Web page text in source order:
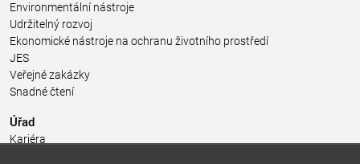
Environmentální nástroje
Udržitelný rozvoj
Ekonomické nástroje na ochranu životního prostředí
JES
Veřejné zakázky
Snadné čtení
Úřad
Kariéra